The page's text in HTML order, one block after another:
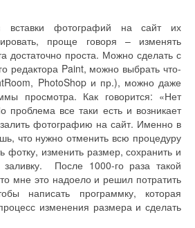
вставки фотографий на сайт их
проще говоря – изменять
достаточно проста. Можно сделать с
редактора Paint, можно выбрать что-
PhotoShop и пр.), можно даже
просмотра. Как говорится: «Нет
проблема все таки есть и возникает
фотографию на сайт. Именно в
что нужно отменить всю процедуру
фотку, изменить размер, сохранить и
заливку. После 1000-го раза такой
мне это надоело и решил потратить
написать программку, которая
изменения размера и сделать